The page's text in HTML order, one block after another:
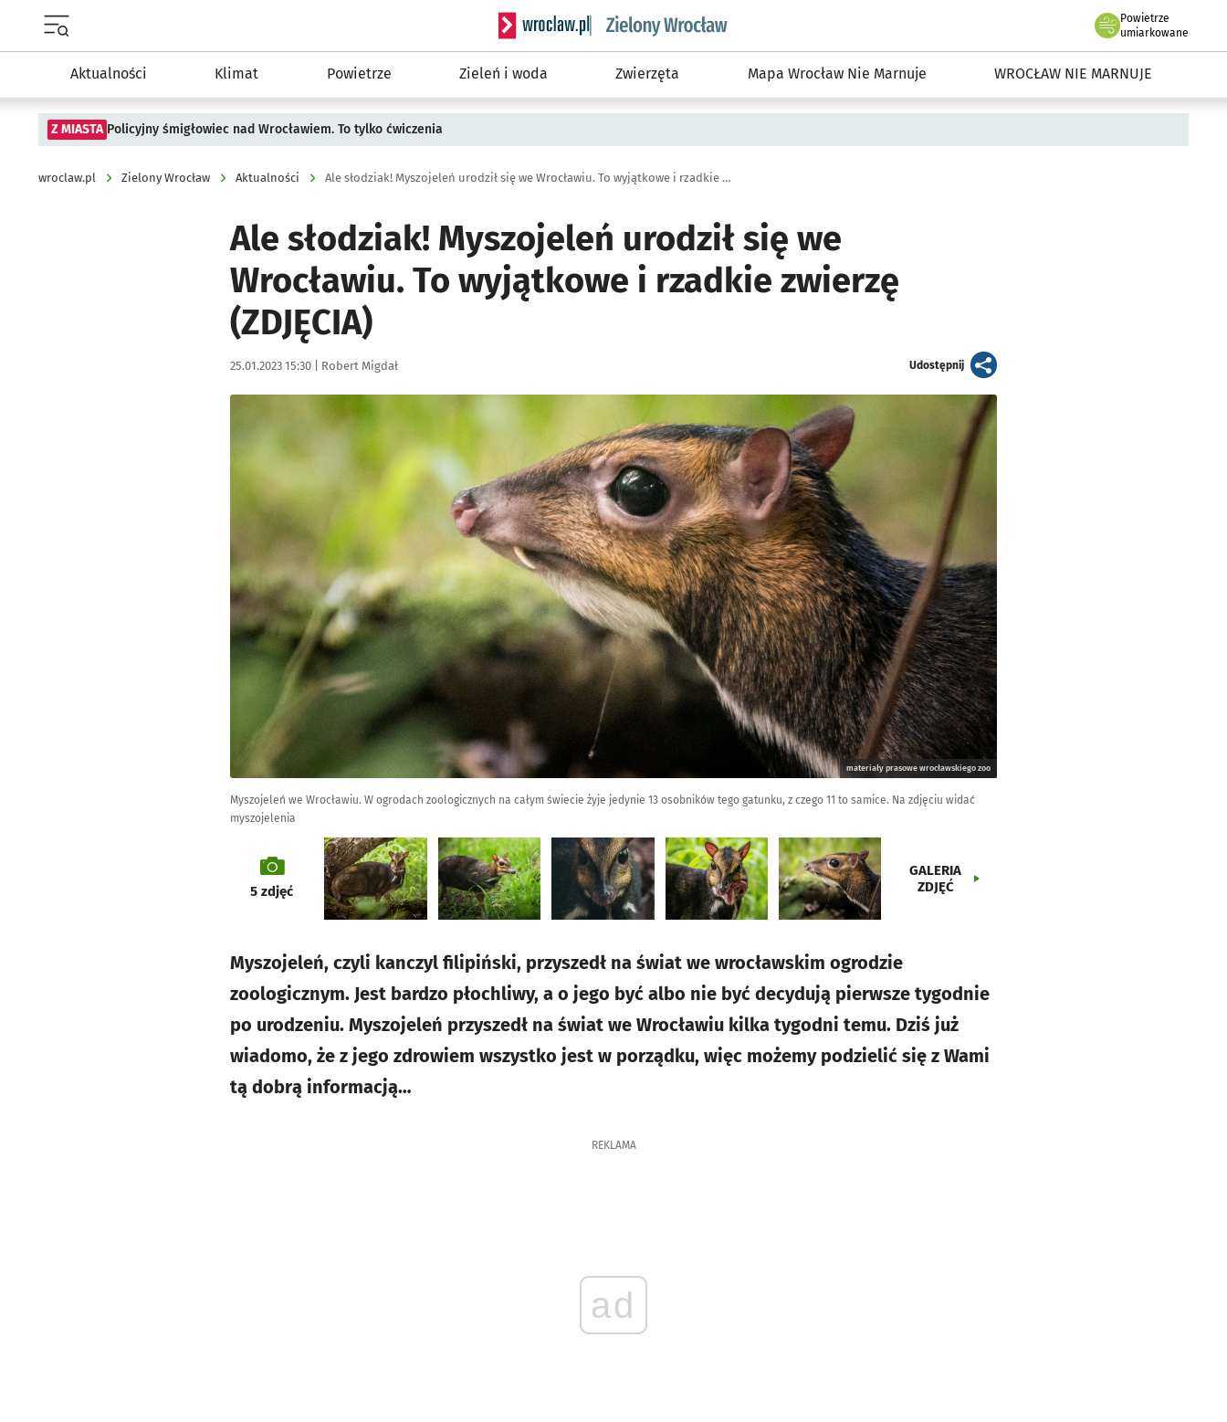
Serwis informacyjny wroclaw.pl podserwis: Środowisko we Wrocławiu
Powietrze
we Wrocławiu
umiarkowane
Aktualności Klimat Powietrze Zieleń i woda Zwierzęta Mapa Wrocław Nie Marnuje WROCŁAW NIE MARNUJE
Z MIASTA Policyjny śmigłowiec nad Wrocławiem. To tylko ćwiczenia
wroclaw.pl Zielony Wrocław Aktualności Ale słodziak! Myszojeleń urodził się we Wrocławiu. To wyjątkowe i rzadkie zwierzę (ZDJĘCIA)
Ale słodziak! Myszojeleń urodził się we
Wrocławiu. To wyjątkowe i rzadkie zwierzę
(ZDJĘCIA)
Data publikacji:
25.01.2023 15:30 | Autor:
Robert Migdał Udostępnijartykuł
materiały prasowe wrocławskiego zoo
Myszojeleń we Wrocławiu. W ogrodach zoologicznych na całym świecie żyje jedynie 13 osobników tego gatunku, z czego 11 to samice. Na zdjęciu widać
myszojelenia
galeria
5 zdjęć
GALERIA
ZDJĘĆ
Myszojeleń, czyli kanczyl filipiński, przyszedł na świat we wrocławskim ogrodzie
zoologicznym. Jest bardzo płochliwy, a o jego być albo nie być decydują pierwsze tygodnie
po urodzeniu. Myszojeleń przyszedł na świat we Wrocławiu kilka tygodni temu. Dziś już
wiadomo, że z jego zdrowiem wszystko jest w porządku, więc możemy podzielić się z Wami
tą dobrą informacją…
REKLAMA
ad